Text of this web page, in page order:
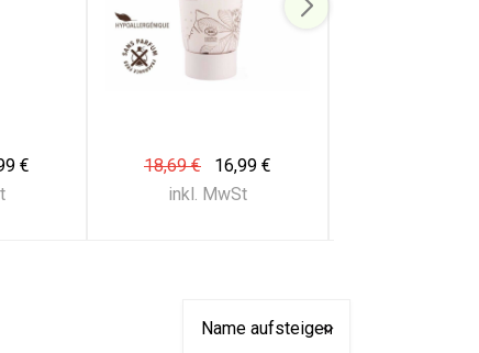
€
18,69 €
16,99 €
inkl. MwSt